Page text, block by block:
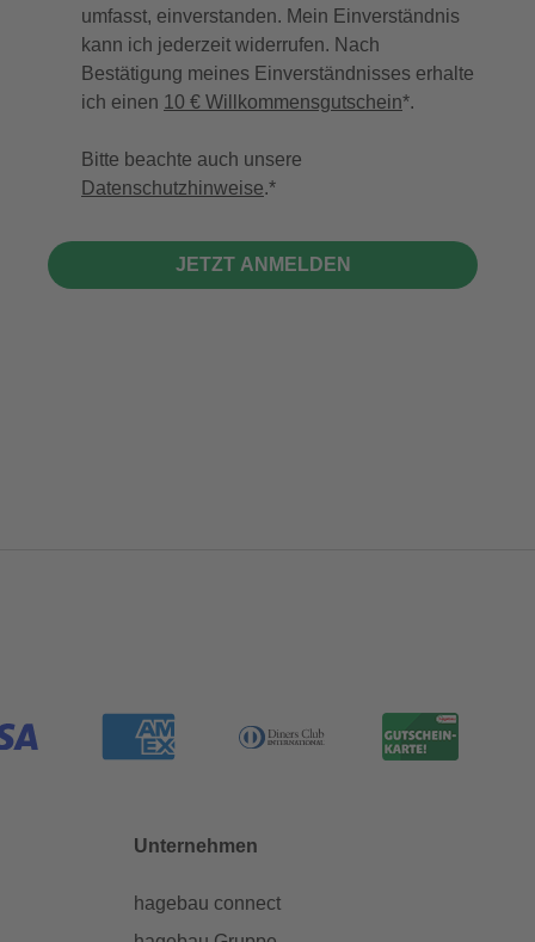
umfasst, einverstanden. Mein Einverständnis
kann ich jederzeit widerrufen. Nach
Bestätigung meines Einverständnisses erhalte
ich einen 10 € Willkommensgutschein*.
Bitte beachte auch unsere
Datenschutzhinweise.
JETZT ANMELDEN
Unternehmen
hagebau connect